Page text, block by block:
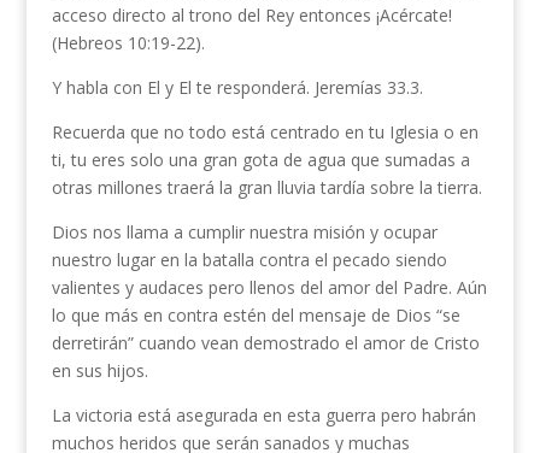
acceso directo al trono del Rey entonces ¡Acércate!
(Hebreos 10:19-22).
Y habla con El y El te responderá. Jeremías 33.3.
Recuerda que no todo está centrado en tu Iglesia o en
ti, tu eres solo una gran gota de agua que sumadas a
otras millones traerá la gran lluvia tardía sobre la tierra.
Dios nos llama a cumplir nuestra misión y ocupar
nuestro lugar en la batalla contra el pecado siendo
valientes y audaces pero llenos del amor del Padre. Aún
lo que más en contra estén del mensaje de Dios “se
derretirán” cuando vean demostrado el amor de Cristo
en sus hijos.
La victoria está asegurada en esta guerra pero habrán
muchos heridos que serán sanados y muchas